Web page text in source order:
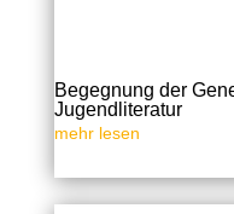
Begegnung der
Jugendliteratur
mehr lesen